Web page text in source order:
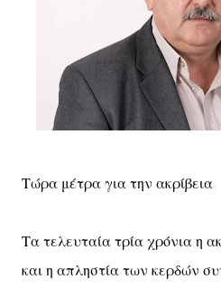
Τώρα μέτρα για την ακρίβεια
Τα τελευταία τρία χρόνια η
και η απληστία των κερδών